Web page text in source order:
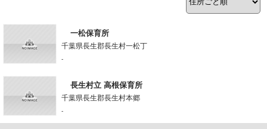
一松保育所
千葉県長生郡長生村一松丁
-
長生村立 高根保育所
千葉県長生郡長生村本郷
-